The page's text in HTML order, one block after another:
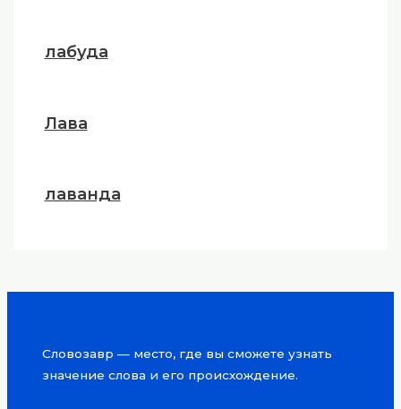
лабуда
Лава
лаванда
Словозавр — место, где вы сможете узнать
значение слова и его происхождение.